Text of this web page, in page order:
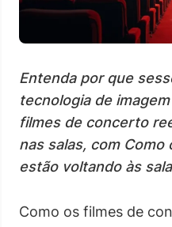
Entenda por que
tecnologia de
filmes de concerto
nas salas, com
estão voltando às
Como os filmes de